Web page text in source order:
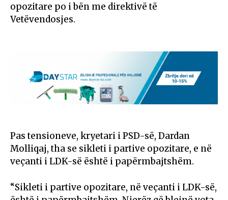
opozitare po i bën me direktivë të
Vetëvendosjes.
Pas tensioneve, kryetari i PSD-së, Dardan
Molliqaj, tha se sikleti i partive opozitare, e në
veçanti i LDK-së është i papërmbajtshëm.
“Sikleti i partive opozitare, në veçanti i LDK-së,